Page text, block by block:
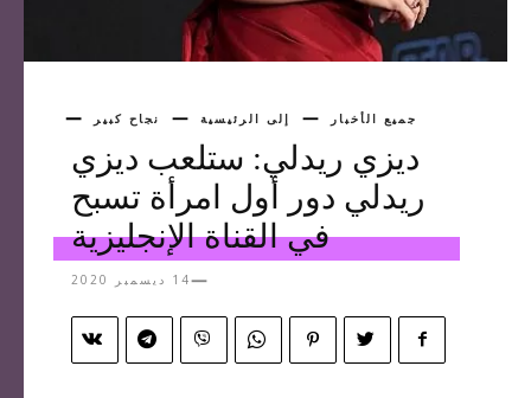
جميع الأخبار إلى الرئيسية نجاح كبير
ديزي ريدلي: ستلعب ديزي
ريدلي دور أول امرأة تسبح
في القناة الإنجليزية
14 ديسمبر 2020